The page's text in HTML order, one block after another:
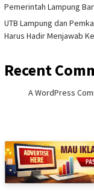
Pemerintah Lampung
UTB Lampung dan
Harus Hadir Menjawab
Recent
A WordPress